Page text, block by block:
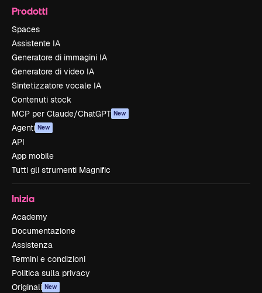
Prodotti
Spaces
Assistente IA
Generatore di immagini IA
Generatore di video IA
Sintetizzatore vocale IA
Contenuti stock
MCP per Claude/ChatGPT New
Agenti New
API
App mobile
Tutti gli strumenti Magnific
Inizia
Academy
Documentazione
Assistenza
Termini e condizioni
Politica sulla privacy
Originali New